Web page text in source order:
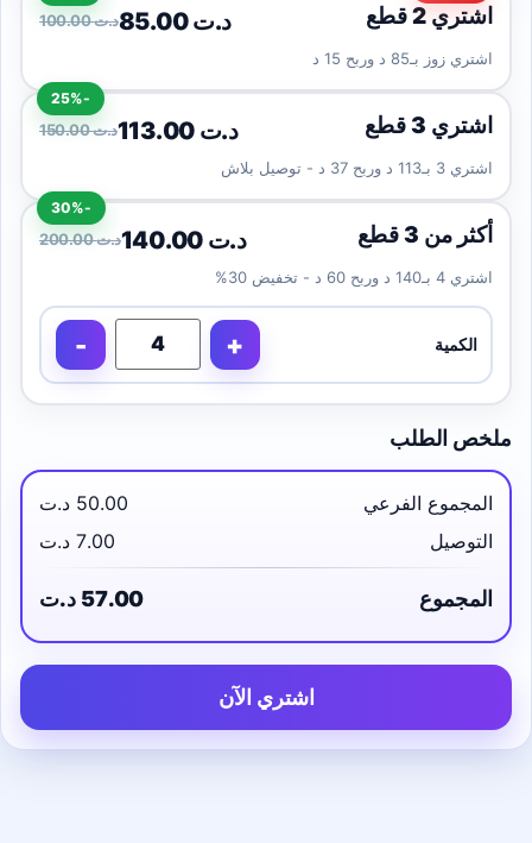
100.00 د.ت 85.00 د.ت اشتري 2 قطع
اشتري زوز بـ85 د وربح 15 د
150.00 د.ت 113.00 د.ت اشتري 3 قطع
اشتري 3 بـ113 د وربح 37 د - توصيل بلاش
-25%
200.00 د.ت 140.00 د.ت أكثر من 3 قطع
اشتري 4 بـ140 د وربح 60 د - تخفيض 30%
الكمية - +
-30%
ملخص الطلب
المجموع الفرعي
50.00 د.ت
التوصيل
7.00 د.ت
المجموع 57.00 د.ت
اشتري الآن